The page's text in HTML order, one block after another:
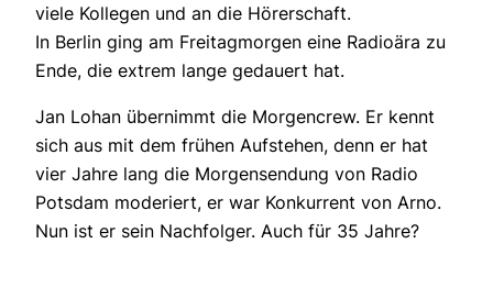
viele Kollegen und an die Hörerschaft.
In Berlin ging am Freitagmorgen eine Radioära zu
Ende, die extrem lange gedauert hat.
Jan Lohan übernimmt die Morgencrew. Er kennt
sich aus mit dem frühen Aufstehen, denn er hat
vier Jahre lang die Morgensendung von Radio
Potsdam moderiert, er war Konkurrent von Arno.
Nun ist er sein Nachfolger. Auch für 35 Jahre?